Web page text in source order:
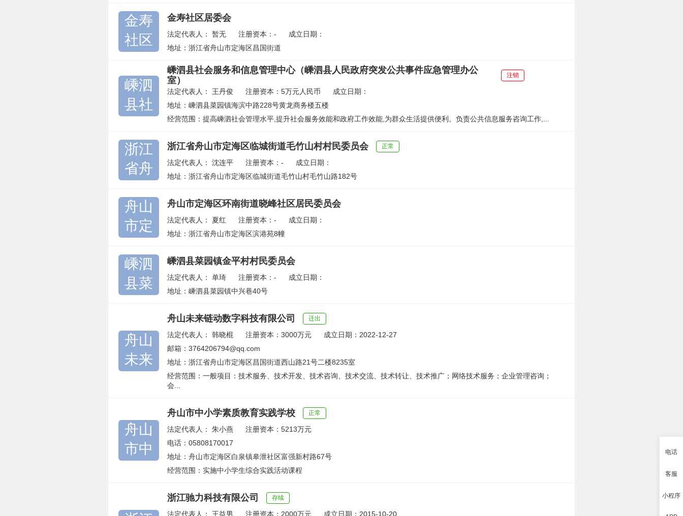
金寿
社区
金寿社区居委会
法定代表人：暂无 注册资本：-
成立日期：
地址：浙江省舟山市定海区昌国街道
嵊泗
县社
嵊泗县社会服务和信息管理中心（嵊泗县人民政府突发公共事件应急管理办公
室）
注销
法定代表人： 王丹俊 注册资本：5万元人民币
成立日期：
地址：嵊泗县菜园镇海滨中路228号黄龙商务楼五楼
经营范围：提高嵊泗社会管理水平,提升社会服务效能和政府工作效能,为群众生活提供便利。负责公共信息服务咨询工作,...
浙江
省舟
浙江省舟山市定海区临城街道毛竹山村村民委员会 正常
法定代表人：沈连平 注册资本：-
成立日期：
地址：浙江省舟山市定海区临城街道毛竹山村毛竹山路182号
舟山
市定
舟山市定海区环南街道晓峰社区居民委员会
法定代表人： 夏红 注册资本：-
成立日期：
地址：浙江省舟山市定海区滨港苑8幢
嵊泗
县菜
嵊泗县菜园镇金平村村民委员会
法定代表人：单琦 注册资本：-
成立日期：
地址：嵊泗县菜园镇中兴巷40号
舟山
未来
舟山未来链动数字科技有限公司 迁出
法定代表人：韩晓棍 注册资本：3000万元
成立日期：2022-12-27
邮箱：3764206794@qq.com
地址：浙江省舟山市定海区昌国街道西山路21号二楼8235室
经营范围：一般项目：技术服务、技术开发、技术咨询、技术交流、技术转让、技术推广；网络技术服务；企业管理咨询；
会...
舟山
市中
舟山市中小学素质教育实践学校 正常
法定代表人：朱小燕
注册资本：5213万元
电话：05808170017
地址：舟山市定海区白泉镇皋泄社区富强新村路67号
经营范围：实施中小学生综合实践活动课程
浙江驰力科技有限公司 存续
法定代表人： 王益男 注册资本：2000万元
成立日期：2015-10-20
电话
客服
小程序